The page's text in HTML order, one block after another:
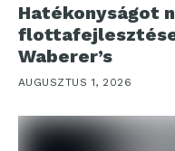
Hatékonyságot
Waberer’s
AUGUSZTUS 1, 2026